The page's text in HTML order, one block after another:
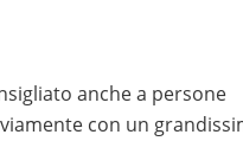
anche a persone
con un